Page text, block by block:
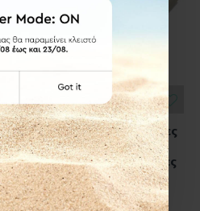
Inofix 5002-2 Ενισχυμένες
Αυτοκόλλητες Γωνίες
Προστασίας 4τμχ Λευκές
4,00€
ΚΑΛΆΘΙ